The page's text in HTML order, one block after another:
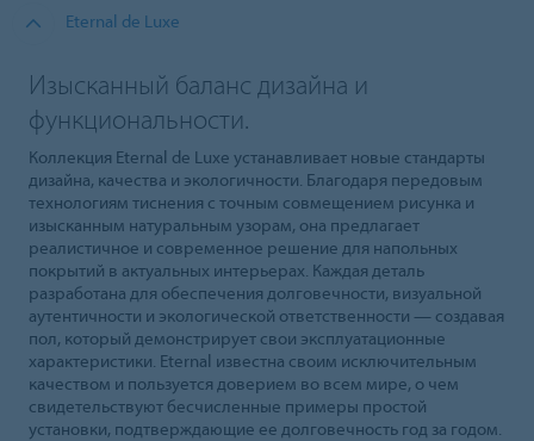
Eternal de Luxe
Изысканный баланс дизайна и
функциональности.
Коллекция Eternal de Luxe устанавливает новые стандарты
дизайна, качества и экологичности. Благодаря передовым
технологиям тиснения с точным совмещением рисунка и
изысканным натуральным узорам, она предлагает
реалистичное и современное решение для напольных
покрытий в актуальных интерьерах. Каждая деталь
разработана для обеспечения долговечности, визуальной
аутентичности и экологической ответственности — создавая
пол, который демонстрирует свои эксплуатационные
характеристики. Eternal известна своим исключительным
качеством и пользуется доверием во всем мире, о чем
свидетельствуют бесчисленные примеры простой
установки, подтверждающие ее долговечность год за годом.